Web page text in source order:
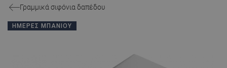
Γραμμικά σιφόνια δαπέδου
ΗΜΈΡΕΣ ΜΠΆΝΙΟΥ